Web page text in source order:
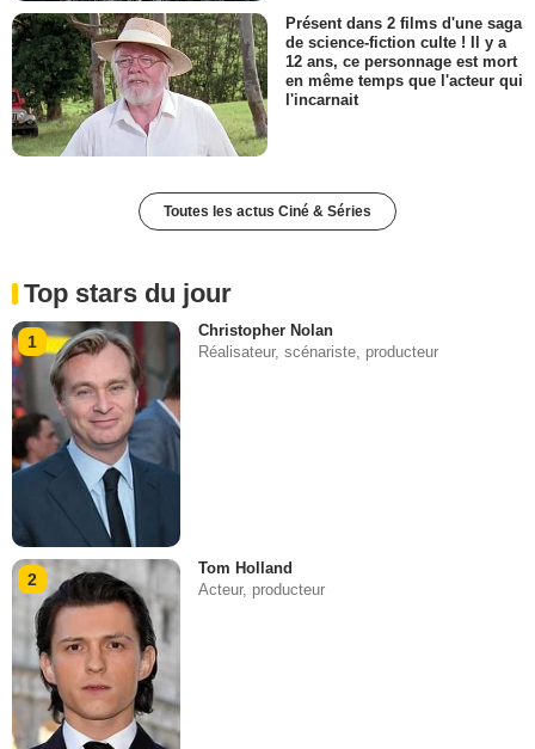
Présent dans 2 films d'une saga
de science-fiction culte ! Il y a
12 ans, ce personnage est mort
en même temps que l'acteur qui
l'incarnait
Toutes les actus Ciné & Séries
Top stars du jour
1
Christopher Nolan
Réalisateur, scénariste, producteur
2
Tom Holland
Acteur, producteur